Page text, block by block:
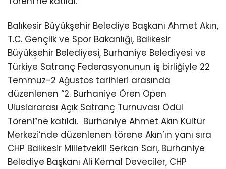
Balıkesir Büyükşehir Belediye Başkanı Ahmet Akın,
T.C. Gençlik ve Spor Bakanlığı, Balıkesir
Büyükşehir Belediyesi, Burhaniye Belediyesi ve
Türkiye Satranç Federasyonunun iş birliğiyle 22
Temmuz-2 Ağustos tarihleri arasında
düzenlenen “2. Burhaniye Ören Open
Uluslararası Açık Satranç Turnuvası Ödül
Töreni”ne katıldı. Burhaniye Ahmet Akın Kültür
Merkezi’nde düzenlenen törene Akın’ın yanı sıra
CHP Balıkesir Milletvekili Serkan Sarı, Burhaniye
Belediye Başkanı Ali Kemal Deveciler, CHP